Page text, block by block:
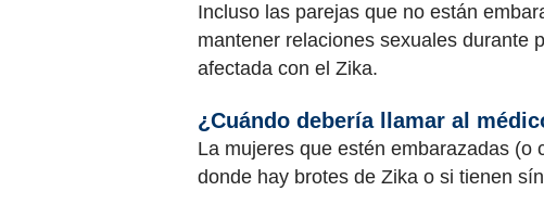
Incluso las parejas que no están
mantener relaciones sexuales durante
afectada con el Zika.
¿Cuándo debería llamar al
La mujeres que estén embarazadas
donde hay brotes de Zika o si tienen